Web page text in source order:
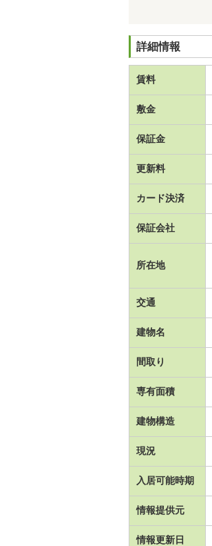
詳細情報
賃料
敷金
保証金
更新料
カード決済
保証会社
所在地
交通
建物名
間取り
専有面積
建物構造
現況
入居可能時期
情報提供元
情報更新日